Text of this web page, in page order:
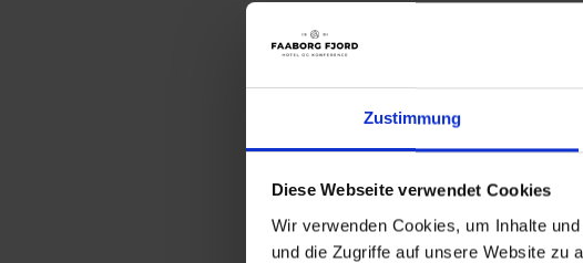
Zustimmung
Diese Webseite verwendet Cookies
Wir verwenden Cookies, um Inhalte
und die Zugriffe auf unsere Website zu